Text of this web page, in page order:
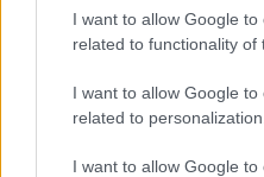
I want to allow Google to
related to functionality of
I want to allow Google to
related to personalization.
I want to allow Google to